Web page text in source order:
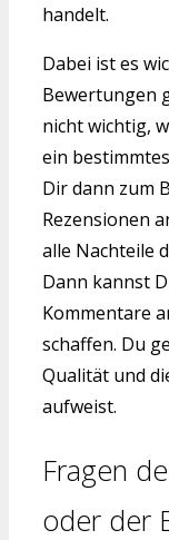
handelt.
Dabei ist es
Bewertungen
nicht wichtig,
ein
Dir dann zum
Rezensionen
alle Nachteile
Dann kannst
Kommentare
schaffen. Du
Qualität und
aufweist.
Fragen
oder der